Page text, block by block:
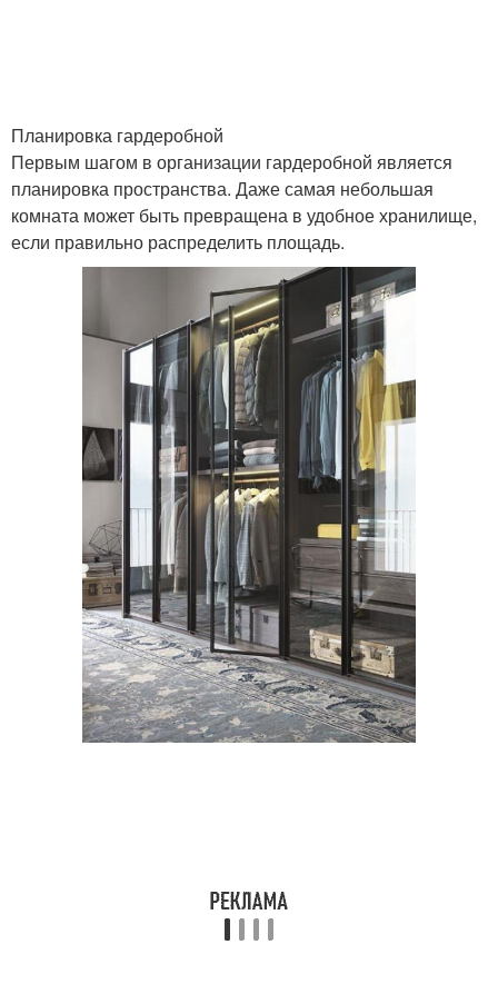
Планировка гардеробной
Первым шагом в организации гардеробной является
планировка пространства. Даже самая небольшая
комната может быть превращена в удобное хранилище,
если правильно распределить площадь.